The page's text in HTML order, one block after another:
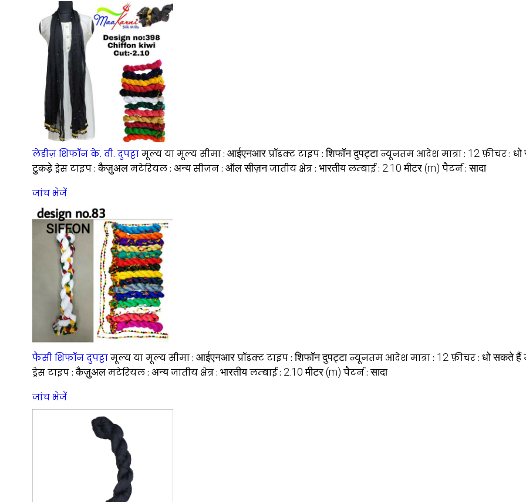
लेडीज़ शिफॉन के. वी. दुपट्टामूल्य या मूल्य सीमा : आईएनआरप्रॉडक्ट टाइप :शिफॉन दुपट्टान्यूनतम आदेश मात्रा : 12 फ़ीचर :
टुकड़ेड्रेस टाइप :कैज़ुअलमटेरियल : अन्यसीज़न : ऑल सीज़नजातीय क्षेत्र : भारतीयलम्बाई : 2.10 मीटर (m) पैटर्न :सादा
जांच भेजें
फैंसी शिफॉन दुपट्टामूल्य या मूल्य सीमा : आईएनआरप्रॉडक्ट टाइप :शिफॉन दुपट्टान्यूनतम आदेश मात्रा : 12 फ़ीचर : धो सकते हैं
ड्रेस टाइप :कैज़ुअलमटेरियल : अन्यजातीय क्षेत्र : भारतीयलम्बाई : 2.10 मीटर (m) पैटर्न :सादा
जांच भेजें